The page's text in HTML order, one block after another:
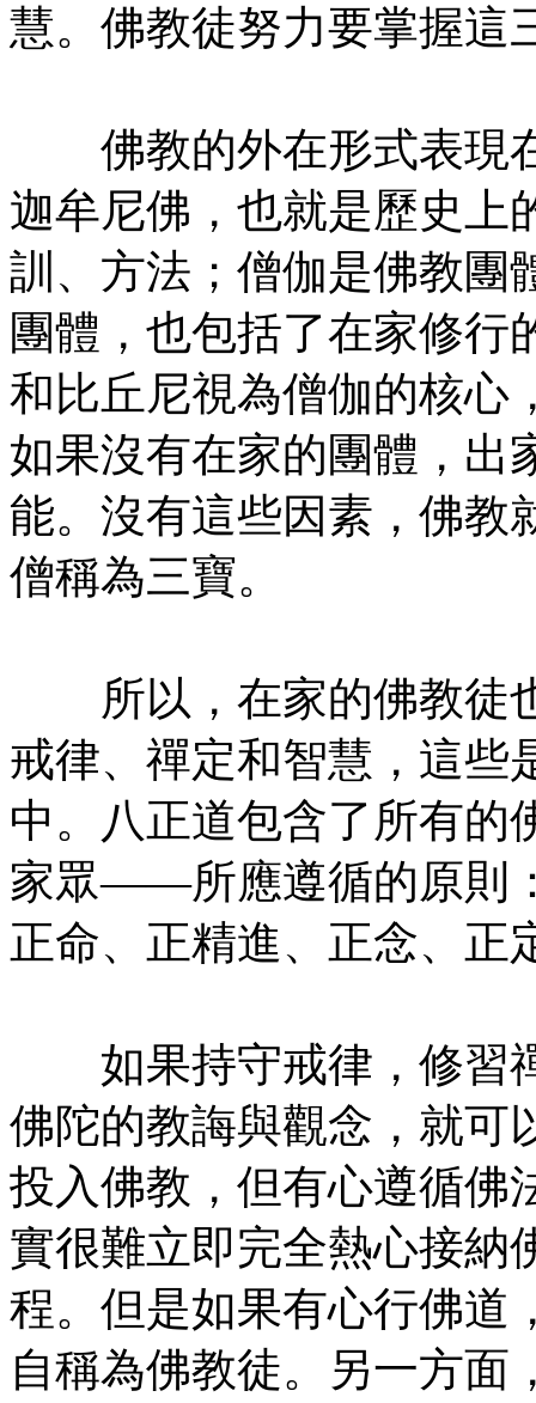
慧。佛教徒努力要掌握這
佛教的外在形式表現
迦牟尼佛，也就是歷史上
訓、方法；僧伽是佛教團
團體，也包括了在家修行
和比丘尼視為僧伽的核心
如果沒有在家的團體，出
能。沒有這些因素，佛教
僧稱為三寶。
所以，在家的佛教徒
戒律、禪定和智慧，這些
中。八正道包含了所有
家眾——所應遵循的原則
正命、正精進、正念、正
如果持守戒律，修習
佛陀的教誨與觀念，就可
投入佛教，但有心遵循佛
實很難立即完全熱心接納
程。但是如果有心行佛道
自稱為佛教徒。另一方面